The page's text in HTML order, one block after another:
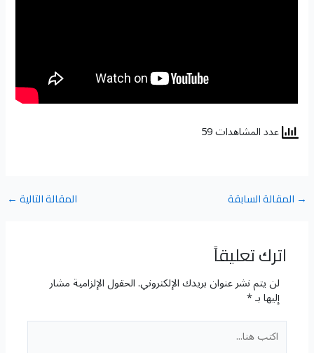
عدد المشاهدات 59
→ المقالة السابقة المقالة التالية ←
اترك تعليقاً
لن يتم نشر عنوان بريدك الإلكتروني.الحقول الإلزامية مشار
إليها بـ*
اكتب
هنا...